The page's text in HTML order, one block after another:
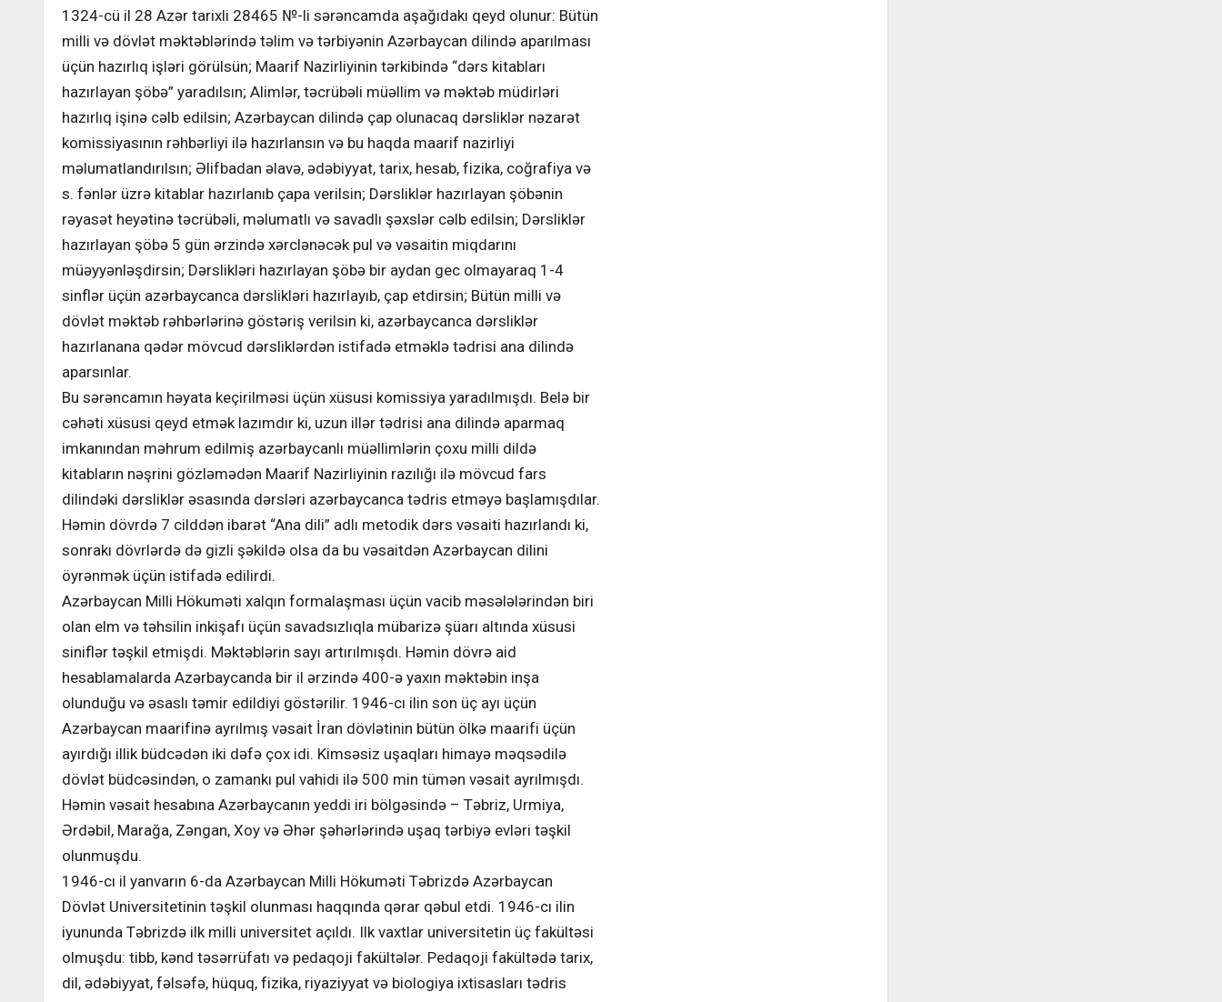
1324-cü il 28 Azər tarixli 28465 №-li sərəncamda aşağıdakı qeyd olunur: Bütün
milli və dövlət məktəblərində təlim və tərbiyənin Azərbaycan dilində aparılması
üçün hazırlıq işləri görülsün; Maarif Nazirliyinin tərkibində “dərs kitabları
hazırlayan şöbə” yaradılsın; Alimlər, təcrübəli müəllim və məktəb müdirləri
hazırlıq işinə cəlb edilsin; Azərbaycan dilində çap olunacaq dərsliklər nəzarət
komissiyasının rəhbərliyi ilə hazırlansın və bu haqda maarif nazirliyi
məlumatlandırılsın; Əlifbadan əlavə, ədəbiyyat, tarix, hesab, fizika, coğrafiya və
s. fənlər üzrə kitablar hazırlanıb çapa verilsin; Dərsliklər hazırlayan şöbənin
rəyasət heyətinə təcrübəli, məlumatlı və savadlı şəxslər cəlb edilsin; Dərsliklər
hazırlayan şöbə 5 gün ərzində xərclənəcək pul və vəsaitin miqdarını
müəyyənləşdirsin; Dərslikləri hazırlayan şöbə bir aydan gec olmayaraq 1-4
sinflər üçün azərbaycanca dərslikləri hazırlayıb, çap etdirsin; Bütün milli və
dövlət məktəb rəhbərlərinə göstəriş verilsin ki, azərbaycanca dərsliklər
hazırlanana qədər mövcud dərsliklərdən istifadə etməklə tədrisi ana dilində
aparsınlar.
Bu sərəncamın həyata keçirilməsi üçün xüsusi komissiya yaradılmışdı. Belə bir
cəhəti xüsusi qeyd etmək lazımdır ki, uzun illər tədrisi ana dilində aparmaq
imkanından məhrum edilmiş azərbaycanlı müəllimlərin çoxu milli dildə
kitabların nəşrini gözləmədən Maarif Nazirliyinin razılığı ilə mövcud fars
dilindəki dərsliklər əsasında dərsləri azərbaycanca tədris etməyə başlamışdılar.
Həmin dövrdə 7 cilddən ibarət “Ana dili” adlı metodik dərs vəsaiti hazırlandı ki,
sonrakı dövrlərdə də gizli şəkildə olsa da bu vəsaitdən Azərbaycan dilini
öyrənmək üçün istifadə edilirdi.
Azərbaycan Milli Hökuməti xalqın formalaşması üçün vacib məsələlərindən biri
olan elm və təhsilin inkişafı üçün savadsızlıqla mübarizə şüarı altında xüsusi
siniflər təşkil etmişdi. Məktəblərin sayı artırılmışdı. Həmin dövrə aid
hesablamalarda Azərbaycanda bir il ərzində 400-ə yaxın məktəbin inşa
olunduğu və əsaslı təmir edildiyi göstərilir. 1946-cı ilin son üç ayı üçün
Azərbaycan maarifinə ayrılmış vəsait İran dövlətinin bütün ölkə maarifi üçün
ayırdığı illik büdcədən iki dəfə çox idi. Kimsəsiz uşaqları himayə məqsədilə
dövlət büdcəsindən, o zamankı pul vahidi ilə 500 min tümən vəsait ayrılmışdı.
Həmin vəsait hesabına Azərbaycanın yeddi iri bölgəsində – Təbriz, Urmiya,
Ərdəbil, Marağa, Zəngan, Xoy və Əhər şəhərlərində uşaq tərbiyə evləri təşkil
olunmuşdu.
1946-cı il yanvarın 6-da Azərbaycan Milli Hökuməti Təbrizdə Azərbaycan
Dövlət Universitetinin təşkil olunması haqqında qərar qəbul etdi. 1946-cı ilin
iyununda Təbrizdə ilk milli universitet açıldı. Ilk vaxtlar universitetin üç fakültəsi
olmuşdu: tibb, kənd təsərrüfatı və pedaqoji fakültələr. Pedaqoji fakültədə tarix,
dil, ədəbiyyat, fəlsəfə, hüquq, fizika, riyaziyyat və biologiya ixtisasları tədris